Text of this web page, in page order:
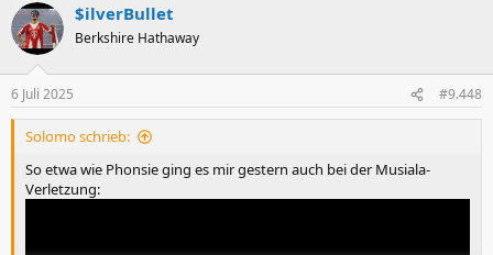
k
t
i
e
n
$ilverBullet
Berkshire Hathaway
6 Juli 2025 #9.448
Solomo schrieb:
So etwa wie Phonsie ging es mir gestern auch bei der Musiala-
Verletzung: